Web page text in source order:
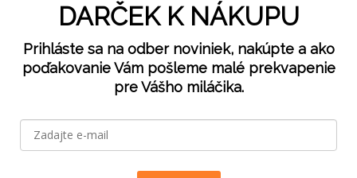
DARČEK K NÁKUPU
Prihláste sa na odber noviniek, nakúpte a ako
poďakovanie Vám pošleme malé prekvapenie
pre Vášho miláčika.